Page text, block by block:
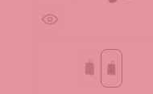
forest green
graphite